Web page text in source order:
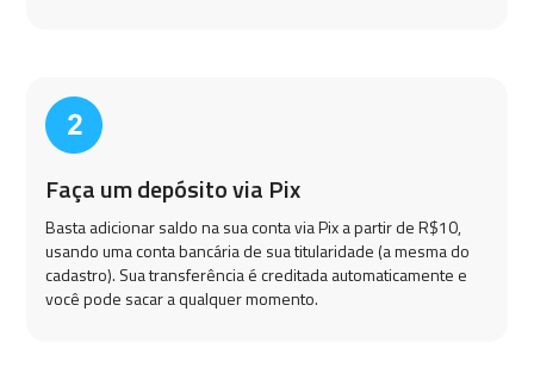
Faça um depósito via Pix
Basta adicionar saldo na sua conta via Pix a partir de R$10,
usando uma conta bancária de sua titularidade (a mesma do
cadastro). Sua transferência é creditada automaticamente e
você pode sacar a qualquer momento.